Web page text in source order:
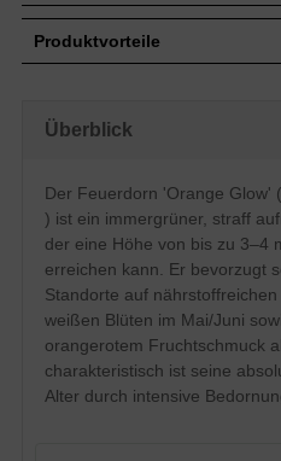
Zuwachs
Wuchsform
lang
Frucht
Rundlich,
orangerot, ab
zum
Blüte
Weiße
Trieb zu
Mai - Juni
Boden
Relativ
Entwicklung
Sonnig bis
Produktvorteile
absolut undurchdringlich
schönes Farbspiel durch
mäßiger Jahreszuwachs
Staunässe meiden
starker Insektenbeflug
Überblick
Der Feuerdorn 'Orange Glow'
) ist ein immergrüner, straff
der eine Höhe von bis zu 3–4
erreichen kann. Er bevorzugt
Standorte auf
weißen Blüten im Mai/Juni
orangerotem Fruchtschmuck
charakteristisch ist seine
Alter durch intensive